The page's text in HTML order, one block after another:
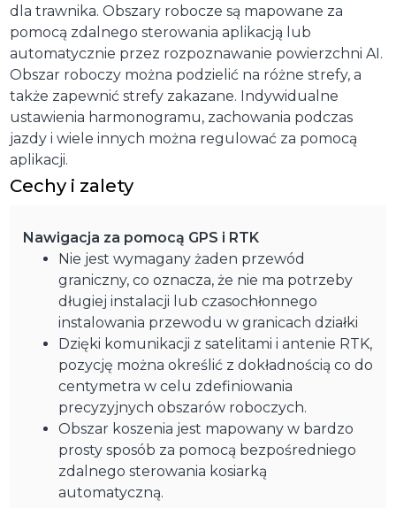
dla trawnika. Obszary robocze są mapowane za
pomocą zdalnego sterowania aplikacją lub
automatycznie przez rozpoznawanie powierzchni AI.
Obszar roboczy można podzielić na różne strefy, a
także zapewnić strefy zakazane. Indywidualne
ustawienia harmonogramu, zachowania podczas
jazdy i wiele innych można regulować za pomocą
aplikacji.
Cechy i zalety
Nawigacja za pomocą GPS i RTK
Nie jest wymagany żaden przewód
graniczny, co oznacza, że nie ma potrzeby
długiej instalacji lub czasochłonnego
instalowania przewodu w granicach działki
Dzięki komunikacji z satelitami i antenie RTK,
pozycję można określić z dokładnością co do
centymetra w celu zdefiniowania
precyzyjnych obszarów roboczych.
Obszar koszenia jest mapowany w bardzo
prosty sposób za pomocą bezpośredniego
zdalnego sterowania kosiarką
automatyczną.